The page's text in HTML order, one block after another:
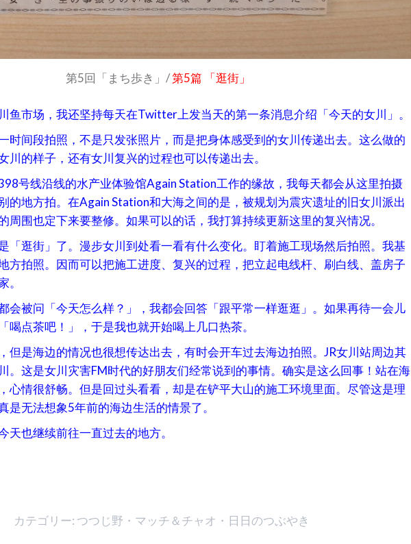
第5回「まち歩き」/第5篇 「逛街」
鱼市场，我还坚持每天在Twitter上发当天的第一条消息介绍「今天的女川」。
时间段拍照，不是只发张照片，而是把身体感受到的女川传递出去。这么做的
川的样子，还有女川复兴的过程也可以传递出去。
号线沿线的水产业体验馆Again Station工作的缘故，我每天都会从这里拍摄
的地方拍。在Again Station和大海之间的是，被规划为震灾遗址的旧女川派出
周围也定下来要整修。如果可以的话，我打算持续更新这里的复兴情况。
「逛街」了。漫步女川到处看一看有什么变化。盯着施工现场然后拍照。我基
方拍照。因而可以把施工进度、复兴的过程，把立起电线杆、刷白线、盖房子
。
会被问「今天怎么样？」，我都会回答「跟平常一样逛逛」。如果再待一会儿
喝点茶吧！」，于是我也就开始喝上几口热茶。
但是海边的情况也很想传达出去，有时会开车过去海边拍照。JR女川站周边其
。这是女川灾害FM时代的好朋友们经常说到的事情。确实是这么回事！站在海
心情很舒畅。但是回过头看看，却是在铲平大山的施工环境里面。尽管这是理
是无法想象5年前的海边生活的情景了。
天也继续前往一直过去的地方。
カテゴリー: つつじ野 ・ マッチ＆チャオ ・ 日日のつぶやき